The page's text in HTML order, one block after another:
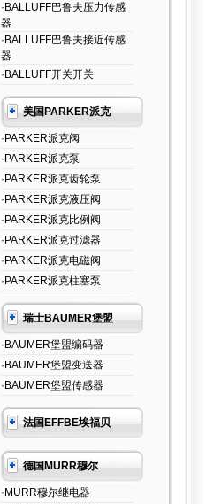
·BALLUFF巴鲁夫压力传感
器
·BALLUFF巴鲁夫接近传感
器
·BALLUFF开关开关
美国PARKER派克
·PARKER派克阀
·PARKER派克泵
·PARKER派克齿轮泵
·PARKER派克液压阀
·PARKER派克比例阀
·PARKER派克过滤器
·PARKER派克电磁阀
·PARKER派克柱塞泵
瑞士BAUMER堡盟
·BAUMER堡盟编码器
·BAUMER堡盟变送器
·BAUMER堡盟传感器
法国EFFBE埃福贝
德国MURR穆尔
·MURR穆尔继电器